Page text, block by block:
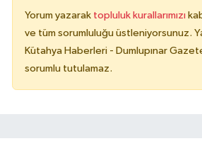
Yorum yazarak topluluk kurallarımızı
ve tüm sorumluluğu üstleniyorsunuz.
Kütahya Haberleri - Dumlupınar
sorumlu tutulamaz.